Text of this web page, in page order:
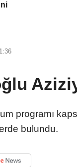
programı
bulundu.